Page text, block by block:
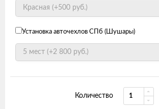
Установка авточехлов СПб (Шушары)
Количество